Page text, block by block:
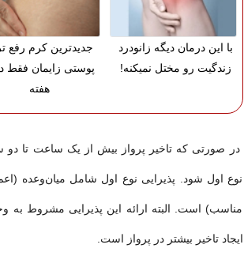
با این درمان دیگه زانودرد
زندگیت رو مختل نمیکنه!
جدیدترین کرم رفع
هفته
در صورتی که تاخیر پرواز بیش از یک ساعت تا دو
نوع اول شود. پذیرایی نوع اول شامل میان‌وعده
مناسب) است. البته ارائه این پذیرایی مشروط به
ایجاد تاخیر بیشتر در پرواز است.